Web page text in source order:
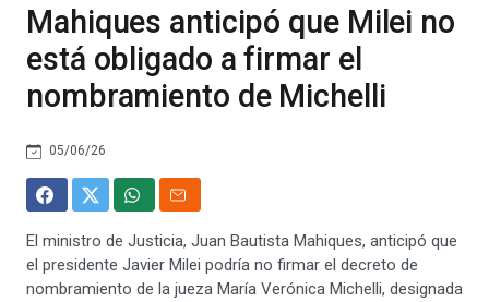
Mahiques anticipó que Milei no
está obligado a firmar el
nombramiento de Michelli
05/06/26
El ministro de Justicia, Juan Bautista Mahiques, anticipó que
el presidente Javier Milei podría no firmar el decreto de
nombramiento de la jueza María Verónica Michelli, designada